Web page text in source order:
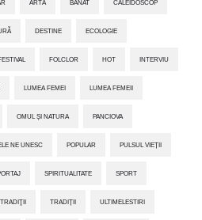
ARTĂ BANAT CALEIDOSCOP
DESTINE ECOLOGIE
FOLCLOR HOT INTERVIU
LUMEA FEMEI LUMEA FEMEII
OMUL ȘI NATURA PANCIOVA
NE UNESC POPULAR PULSUL VIEȚII
SPIRITUALITATE SPORT
TRADIŢII TRADIȚII ULTIMELESTIRI